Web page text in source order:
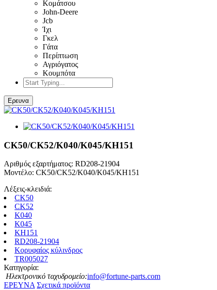
Κομάτσου
John-Deere
Jcb
Ίχι
Γκελ
Γάτα
Περίπτωση
Αγριόγατος
Κουμπότα
Ερευνα
CK50/CK52/K040/K045/KH151
Αριθμός εξαρτήματος: RD208-21904
Μοντέλο: CK50/CK52/K040/K045/KH151
Λέξεις-κλειδιά:
CK50
CK52
Κ040
Κ045
KH151
RD208-21904
Κορυφαίος κύλινδρος
TR005027
Κατηγορία:
Ηλεκτρονικό ταχυδρομείο:info@fortune-parts.com
ΕΡΕΥΝΑ Σχετικά προϊόντα